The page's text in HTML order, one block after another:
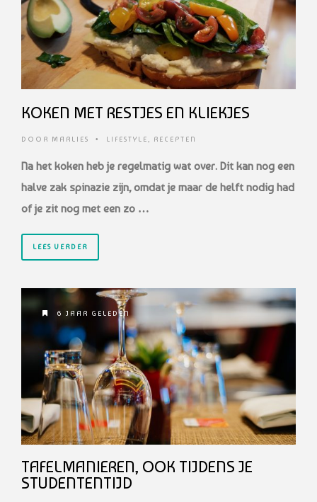
KOKEN MET RESTJES EN KLIEKJES
DOOR MARLIES • LIFESTYLE, RECEPTEN
Na het koken heb je regelmatig wat over. Dit kan nog een
halve zak spinazie zijn, omdat je maar de helft nodig had
of je zit nog met een zo …
LEES VERDER
6 JAAR GELEDEN
TAFELMANIEREN, OOK TIJDENS JE
STUDENTENTIJD